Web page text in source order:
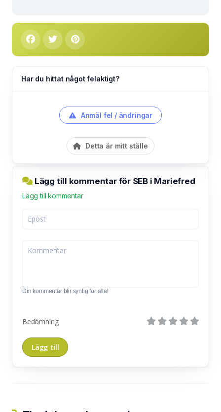
Har du hittat något felaktigt?
Anmäl fel / ändringar
Detta är mitt ställe
Lägg till kommentar för SEB i Mariefred
Lägg till kommentar
Din kommentar blir synlig för alla!
Bedömning